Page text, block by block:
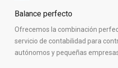
Balance perfecto
Ofrecemos la combinación
servicio de contabilidad para
autónomos y pequeñas